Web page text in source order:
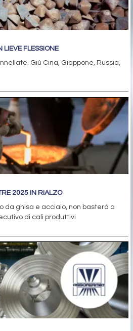
LIEVE FLESSIONE
Giù Cina, Giappone, Russia,
2025 IN RIALZO
da ghisa e acciaio, non basterà a
di cali produttivi